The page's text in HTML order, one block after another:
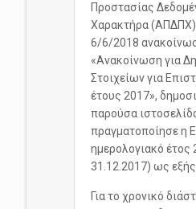
Προστασίας
Χαρακτήρα
6/6/2018
«Ανακοίνωση για
Στοιχείων για
έτους 2017»,
παρούσα
πραγματοποίησε η
ημερολογιακό
31.12.2017) ως
Για το χρονικό